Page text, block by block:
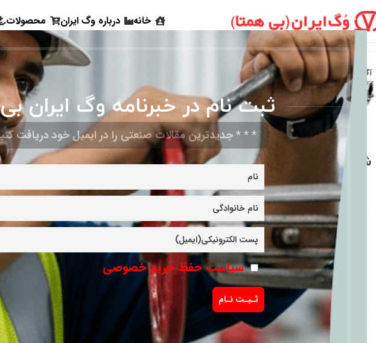
ثبت نام در خبرنامه وگ ایران
* * * جدیدترین مقالات صنعتی را در ایمیل خود دریافت
سیاست حفظ حریم خصوصی
خانه درباره وگ ایران محصولات
25
آگوست
شیرآلات مناسب برای
شرایط برودتی و غیر
خورنده
ادامه مطلب